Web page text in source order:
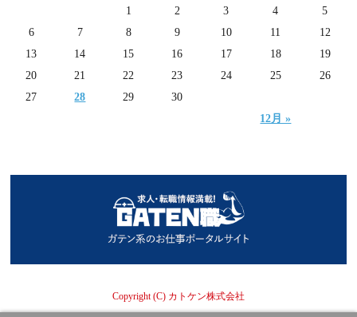
12月 »
1 2 3 4
5
6
7 8 9 10 11
12
13
14 15 16 17 18
19
20
21 22 23 24 25
26
27
28 29 30
Copyright (C) カトケン株式会社